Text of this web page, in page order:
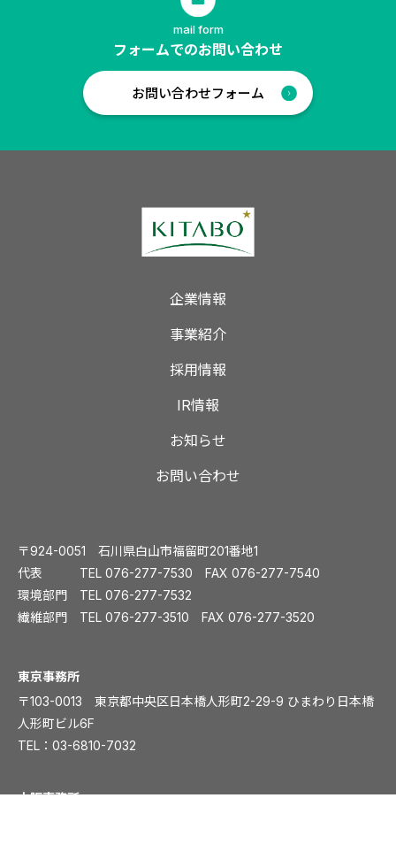
mail form
フォームでのお問い合わせ
お問い合わせフォーム
企業情報
事業紹介
採用情報
IR情報
お知らせ
お問い合わせ
〒924-0051 石川県白山市福留町201番地1
代表 TEL 076-277-7530 FAX 076-277-7540
環境部門 TEL 076-277-7532
繊維部門 TEL 076-277-3510 FAX 076-277-3520
️東京事務所
〒103-0013 東京都中央区日本橋人形町2-29-9 ひまわり日本橋
人形町ビル6F
TEL： 03-6810-7032
大阪事務所